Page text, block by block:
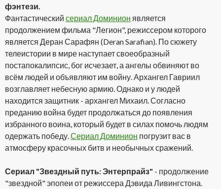
фэнтези.
Фантастический сериал Доминион является
продолжением фильма "Легион", режиссером которого
является Деран Сарафян (Deran Sarafian). По сюжету
телеистории в мире наступает своеобразный
постапокалипсис, бог исчезает, а ангелы обвиняют во
всём людей и объявляют им войну. Архангел Гавриил
возглавляет небесную армию. Однако и у людей
находится защитник - архангел Михаил. Согласно
преданию война будет продолжаться до появления
избранного воина, который будет в силах помочь людям
одержать победу.Сериал Доминион погрузит вас в
атмосферу красочных битв и необычных сражений.
Сериал "Звездный путь: Энтерпрайз" - продолжение
"звездной" эпопеи от режиссера Дэвида Ливингстона.